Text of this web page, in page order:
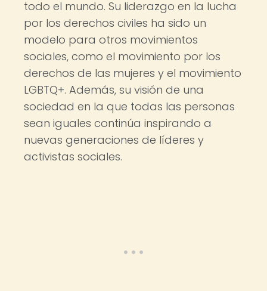
todo el mundo. Su liderazgo en la lucha
por los derechos civiles ha sido un
modelo para otros movimientos
sociales, como el movimiento por los
derechos de las mujeres y el movimiento
LGBTQ+. Además, su visión de una
sociedad en la que todas las personas
sean iguales continúa inspirando a
nuevas generaciones de líderes y
activistas sociales.